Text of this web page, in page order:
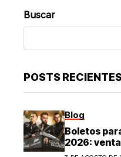
Buscar
POSTS
Blog
Boletos
2026: